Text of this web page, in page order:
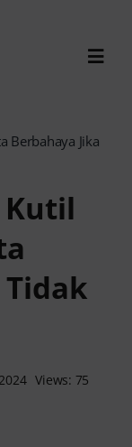
Berbahaya Jika
Kutil
Views: 75